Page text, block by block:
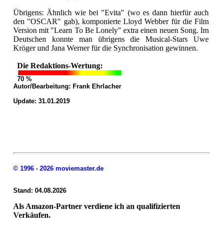
Übrigens: Ähnlich wie bei "Evita" (wo es dann hierfür auch
den "OSCAR" gab), komponierte Lloyd Webber für die Film
Version mit "Learn To Be Lonely" extra einen neuen Song. Im
Deutschen konnte man übrigens die Musical-Stars Uwe
Kröger und Jana Werner für die Synchronisation gewinnen.
Die Redaktions-Wertung:
70 %
Autor/Bearbeitung: Frank Ehrlacher
Update: 31.01.2019
© 1996 - 2026 moviemaster.de
Stand: 04.08.2026
Als Amazon-Partner verdiene ich an qualifizierten
Verkäufen.